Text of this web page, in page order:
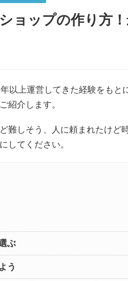
ョップの作り方
以上運営してきた経験をもと
紹介します。
難しそう、人に頼まれたけど
してください。
ぶ
う